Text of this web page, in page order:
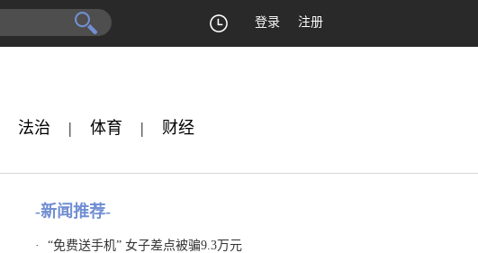
登录 注册
法治 | 体育 | 财经
-新闻推荐-
·
“免费送手机” 女子差点被骗9.3万元